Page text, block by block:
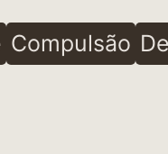
Compulsão